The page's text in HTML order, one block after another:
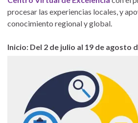
procesar las experiencias locales, y
conocimiento regional y global.
Inicio: Del 2 de julio al 19 de agosto